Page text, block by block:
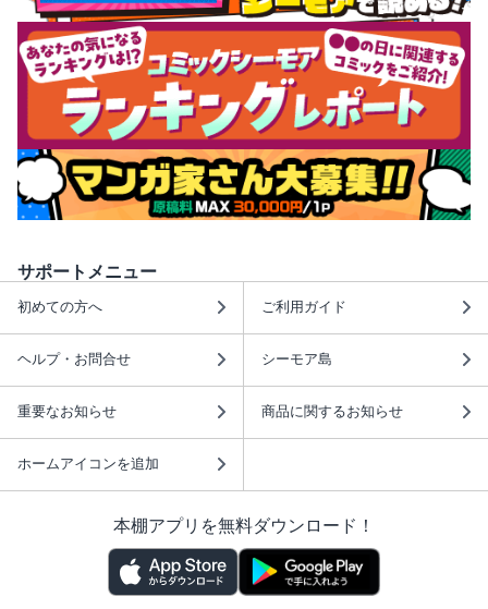
サポートメニュー
初めての方へ ご利用ガイド
ヘルプ・お問合せ シーモア島
重要なお知らせ 商品に関するお知らせ
ホームアイコンを追加
本棚アプリを無料ダウンロード！